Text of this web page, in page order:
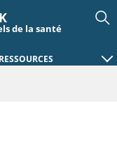
de la santé
RESSOURCES